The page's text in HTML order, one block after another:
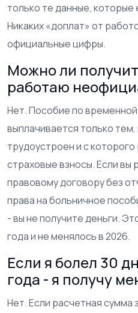
только те данные,
Никаких «доплат» от
официальные цифры.
Можно ли
работаю
Нет. Пособие по
выплачивается только
трудоустроен и с
страховые взносы. Если вы
правовому договору без
права на больничное
- вы не получите деньги.
года и не менялось в 2026.
Если я болел 30
года - я получу
Нет. Если расчетная сумма